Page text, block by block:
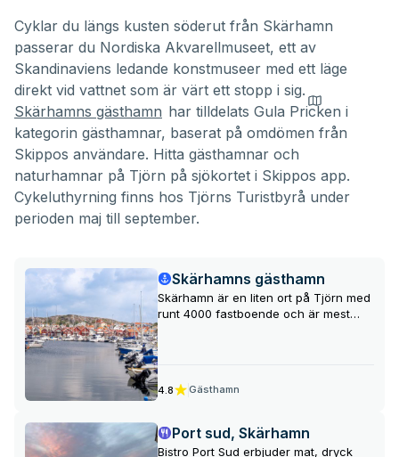
Cyklar du längs kusten söderut från Skärhamn
passerar du Nordiska Akvarellmuseet, ett av
Skandinaviens ledande konstmuseer med ett läge
direkt vid vattnet som är värt ett stopp i sig.
Skärhamns gästhamn har tilldelats Gula Pricken i
kategorin gästhamnar, baserat på omdömen från
Skippos användare. Hitta gästhamnar och
naturhamnar på Tjörn på sjökortet i Skippos app.
Cykeluthyrning finns hos Tjörns Turistbyrå under
perioden maj till september.
Skärhamns gästhamn
Skärhamn är en liten ort på Tjörn med
runt 4000 fastboende och är mest
känd för Nordiska Akvarellmuseet och
en fin skärgårdsidyll. Här finns också
badstrand, sjöfartsmuseum,
vandringsområden, cykelleder,
restauranger, affärer och aktiviteter
tennis.
4.8 Gästhamn
Port sud, Skärhamn
Bistro Port Sud erbjuder mat, dryck